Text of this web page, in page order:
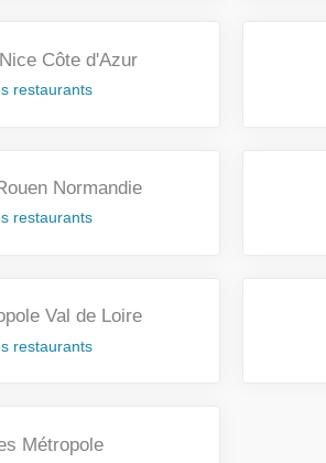
Côte d'Azur
restaurants
Normandie
restaurants
Val de Loire
restaurants
Métropole